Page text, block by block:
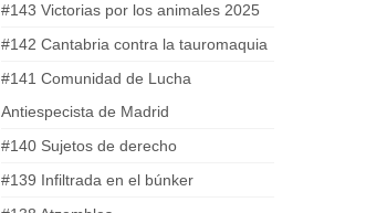
#143 Victorias por los animales 2025
#142 Cantabria contra la tauromaquia
#141 Comunidad de Lucha
Antiespecista de Madrid
#140 Sujetos de derecho
#139 Infiltrada en el búnker